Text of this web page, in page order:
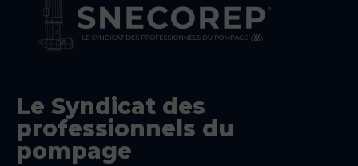
Le Syndicat des
professionnels du
pompage